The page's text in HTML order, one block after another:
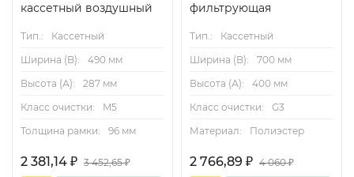
кассетный воздушный
Тип.:
Кассетный
Ширина (B):
490 мм
Высота (А):
287 мм
Класс очистки:
M5
Толщина рамки:
96 мм
2 381,14 ₽ 3 452,65₽
фильтрующая
Тип.:
Кассетный
Ширина (B):
700 мм
Высота (А):
400 мм
Класс очистки:
G3
Материал:
Полиэстер
2 766,89 ₽ 4 060₽